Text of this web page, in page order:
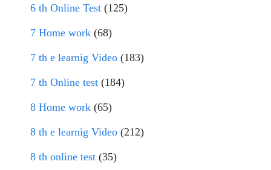
6 th Online Test (125)
7 Home work (68)
7 th e learnig Video (183)
7 th Online test (184)
8 Home work (65)
8 th e learnig Video (212)
8 th online test (35)